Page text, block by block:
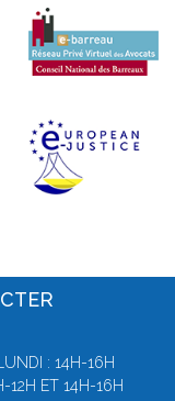
: 14H-16H
12H ET 14H-16H